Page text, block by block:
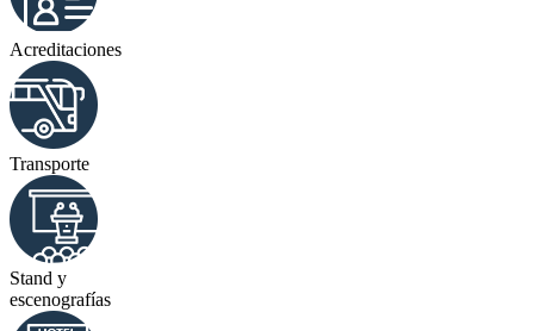
Acreditaciones
Transporte
Stand y
escenografías